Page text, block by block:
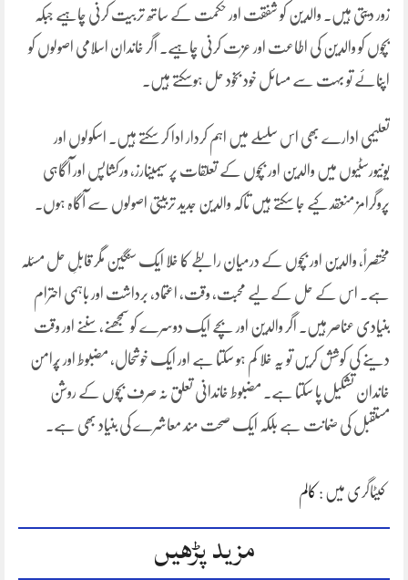
زور دیتی ہیں۔ والدین کو شفقت اور حکمت کے ساتھ تربیت کرنی چاہیے جبکہ
بچوں کو والدین کی اطاعت اور عزت کرنی چاہیے۔ اگر خاندان اسلامی اصولوں کو
اپنائے تو بہت سے مسائل خود بخود حل ہوسکتے ہیں۔
تعلیمی ادارے بھی اس سلسلے میں اہم کردار ادا کر سکتے ہیں۔ اسکولوں اور
یونیورسٹیوں میں والدین اور بچوں کے تعلقات پر سیمینارز، ورکشاپس اور آگاہی
پروگرامز منعقد کیے جا سکتے ہیں تاکہ والدین جدید تربیتی اصولوں سے آگاہ ہوں۔
مختصراً، والدین اور بچوں کے درمیان رابطے کا خلا ایک سنگین مگر قابلِ حل مسئلہ
ہے۔ اس کے حل کے لیے محبت، وقت، اعتماد، برداشت اور باہمی احترام
بنیادی عناصر ہیں۔ اگر والدین اور بچے ایک دوسرے کو سمجھنے، سننے اور وقت
دینے کی کوشش کریں تو یہ خلا کم ہو سکتا ہے اور ایک خوشحال، مضبوط اور پُرامن
خاندان تشکیل پا سکتا ہے۔ مضبوط خاندانی تعلق نہ صرف بچوں کے روشن
مستقبل کی ضمانت ہے بلکہ ایک صحت مند معاشرے کی بنیاد بھی ہے۔
کیٹاگری میں : کالم
مزید پڑھیں